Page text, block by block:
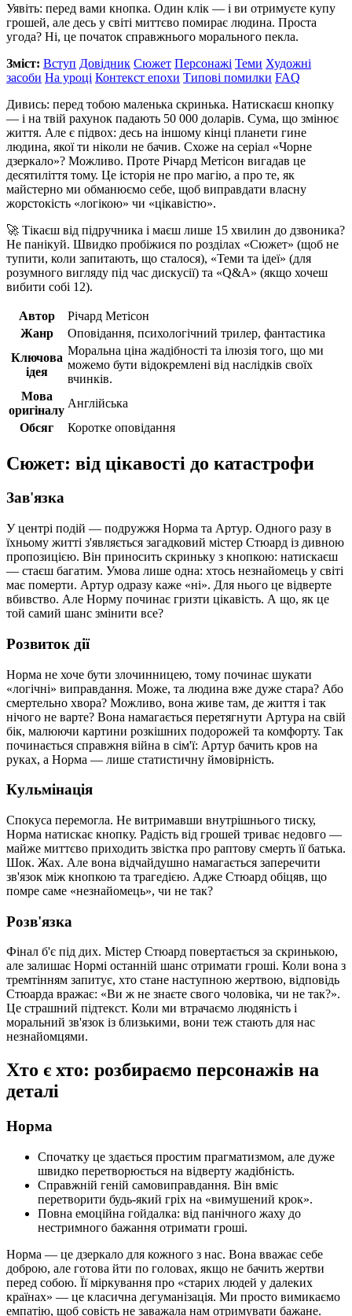
Уявіть: перед вами кнопка. Один клік — і ви отримуєте купу
грошей, але десь у світі миттєво помирає людина. Проста
угода? Ні, це початок справжнього морального пекла.
Зміст: Вступ Довідник Сюжет Персонажі Теми Художні
засоби На уроці Контекст епохи Типові помилки FAQ
Дивись: перед тобою маленька скринька. Натискаєш кнопку
— і на твій рахунок падають 50 000 доларів. Сума, що змінює
життя. Але є підвох: десь на іншому кінці планети гине
людина, якої ти ніколи не бачив. Схоже на серіал «Чорне
дзеркало»? Можливо. Проте Річард Метісон вигадав це
десятиліття тому. Це історія не про магію, а про те, як
майстерно ми обманюємо себе, щоб виправдати власну
жорстокість «логікою» чи «цікавістю».
🚀 Тікаєш від підручника і маєш лише 15 хвилин до дзвоника?
Не панікуй. Швидко пробіжися по розділах «Сюжет» (щоб не
тупити, коли запитають, що сталося), «Теми та ідеї» (для
розумного вигляду під час дискусії) та «Q&A» (якщо хочеш
вибити собі 12).
Автор
Річард Метісон
Жанр
Оповідання, психологічний трилер, фантастика
Ключова
ідея
Моральна ціна жадібності та ілюзія того, що ми
можемо бути відокремлені від наслідків своїх
вчинків.
Мова
оригіналу
Англійська
Обсяг
Коротке оповідання
Сюжет: від цікавості до катастрофи
Зав'язка
У центрі подій — подружжя Норма та Артур. Одного разу в
їхньому житті з'являється загадковий містер Стюард із дивною
пропозицією. Він приносить скриньку з кнопкою: натискаєш
— стаєш багатим. Умова лише одна: хтось незнайомець у світі
має померти. Артур одразу каже «ні». Для нього це відверте
вбивство. Але Норму починає гризти цікавість. А що, як це
той самий шанс змінити все?
Розвиток дії
Норма не хоче бути злочинницею, тому починає шукати
«логічні» виправдання. Може, та людина вже дуже стара? Або
смертельно хвора? Можливо, вона живе там, де життя і так
нічого не варте? Вона намагається перетягнути Артура на свій
бік, малюючи картини розкішних подорожей та комфорту. Так
починається справжня війна в сім'ї: Артур бачить кров на
руках, а Норма — лише статистичну ймовірність.
Кульмінація
Спокуса перемогла. Не витримавши внутрішнього тиску,
Норма натискає кнопку. Радість від грошей триває недовго —
майже миттєво приходить звістка про раптову смерть її батька.
Шок. Жах. Але вона відчайдушно намагається заперечити
зв'язок між кнопкою та трагедією. Адже Стюард обіцяв, що
помре саме «незнайомець», чи не так?
Розв'язка
Фінал б'є під дих. Містер Стюард повертається за скринькою,
але залишає Нормі останній шанс отримати гроші. Коли вона з
тремтінням запитує, хто стане наступною жертвою, відповідь
Стюарда вражає: «Ви ж не знаєте свого чоловіка, чи не так?».
Це страшний підтекст. Коли ми втрачаємо людяність і
моральний зв'язок із близькими, вони теж стають для нас
незнайомцями.
Хто є хто: розбираємо персонажів на
деталі
Норма
Спочатку це здається простим прагматизмом, але дуже
швидко перетворюється на відверту жадібність.
Справжній геній самовиправдання. Він вміє
перетворити будь-який гріх на «вимушений крок».
Повна емоційна гойдалка: від панічного жаху до
нестримного бажання отримати гроші.
Норма — це дзеркало для кожного з нас. Вона вважає себе
доброю, але готова йти по головах, якщо не бачить жертви
перед собою. Її міркування про «старих людей у далеких
країнах» — це класична дегуманізація. Ми просто вимикаємо
емпатію, щоб совість не заважала нам отримувати бажане.